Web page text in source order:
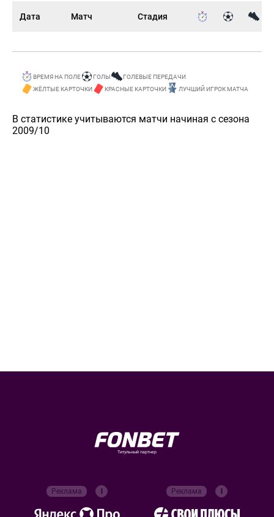
Дата Матч Стадия
ВРЕМЯ НА ПОЛЕ ГОЛЫ
ГОЛЕВЫЕ ПЕРЕДАЧИ
ЖЁЛТЫЕ КАРТОЧКИ
КРАСНЫЕ КАРТОЧКИ ЛУЧШИЙ ИГРОК МАТЧА
В статистике учитываются матчи начиная с сезона
2009/10
Титульный партнер
Реклама Реклама